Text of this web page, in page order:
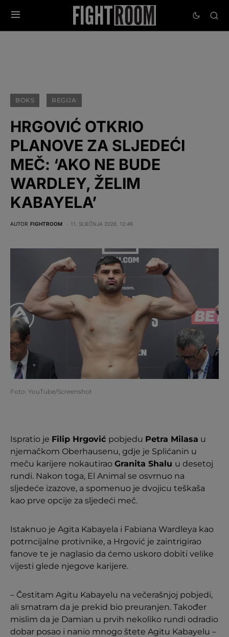
BOKS REGIJA
HRGOVIĆ OTKRIO
PLANOVE ZA SLJEDEĆI
MEČ: ‘AKO NE BUDE
WARDLEY, ŽELIM
KABAYELA’
AUTOR FIGHTROOM 11. SIJEČNJA 2026. 12:46
Foto: YouTube/Screenshot
Ispratio je Filip Hrgović pobjedu Petra Milasa u
njemačkom Oberhausenu, gdje je Splićanin u
meču karijere nokautirao Granita Shalu u desetoj
rundi. Nakon toga, El Animal se osvrnuo na
sljedeće izazove, a spomenuo je dvojicu teškaša
kao prve opcije za sljedeći meč.
Istaknuo je Agita Kabayela i Fabiana Wardleya kao
potrncijalne protivnike, a Hrgović je zaintrigirao
fanove te je naglasio da ćemo uskoro dobiti velike
vijesti glede njegove karijere.
– Čestitam Agitu Kabayelu na večerašnjoj pobjedi,
ali smatram da je prekid bio preuranjen. Također
mislim da je Damian u prvih nekoliko rundi odradio
dobar posao i nanio mnogo štete Agitu Kabayelu –